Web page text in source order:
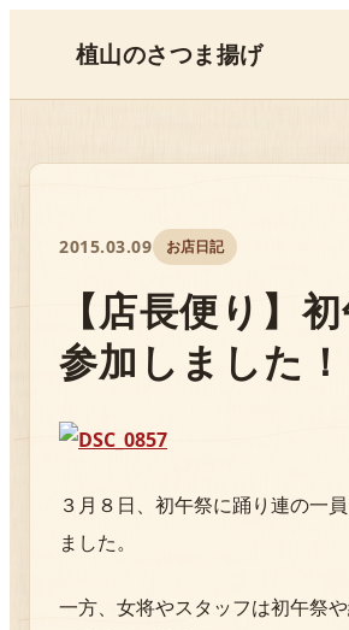
植山のさつま揚げ
2015.03.09 お店日記
【店長便り】
参加しました！
３月８日、初午祭に踊り連の一
ました。
一方、女将やスタッフは初午祭